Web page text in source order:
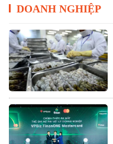
DOANH NGHIỆP